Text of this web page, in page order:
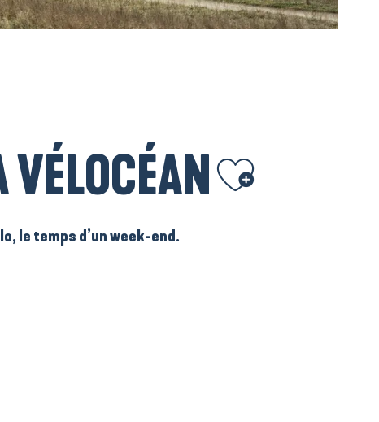
Ajouter aux favoris
le temps d’un week-end.